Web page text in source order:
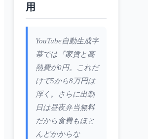
用
YouTube自動生成字
幕では『家賃と高
熱費が0円。これだ
けで5から8万円は
浮く。さらに出勤
日は昼夜弁当無料
だから食費もほと
んどかからな